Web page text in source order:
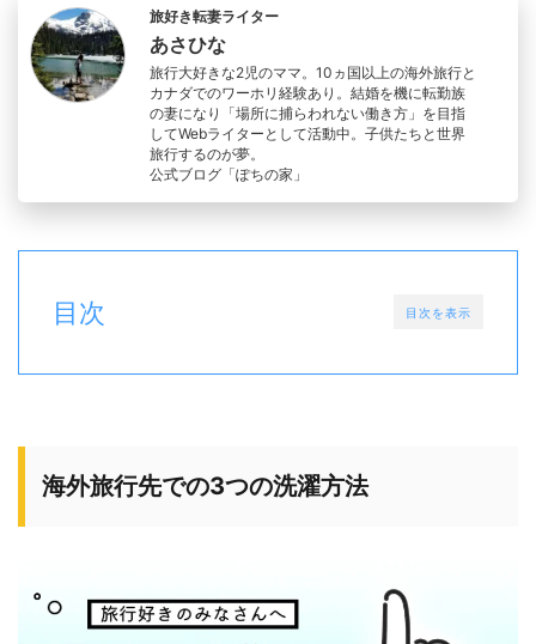
旅好き転妻ライター
あさひな
旅行大好きな2児のママ。10ヵ国以上の海外旅行と
カナダでのワーホリ経験あり。結婚を機に転勤族
の妻になり「場所に捕らわれない働き方」を目指
してWebライターとして活動中。子供たちと世界
旅行するのが夢。
公式ブログ「ぽちの家」
目次を表示
目次
海外旅行先での3つの洗濯方法